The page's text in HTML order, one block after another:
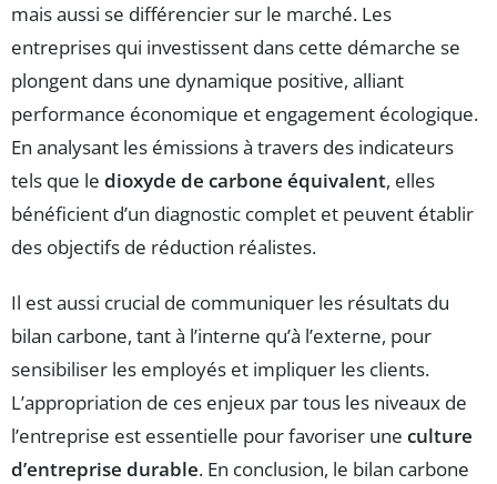
mais aussi se différencier sur le marché. Les
entreprises qui investissent dans cette démarche se
plongent dans une dynamique positive, alliant
performance économique et engagement écologique.
En analysant les émissions à travers des indicateurs
tels que le dioxyde de carbone équivalent, elles
bénéficient d’un diagnostic complet et peuvent établir
des objectifs de réduction réalistes.
Il est aussi crucial de communiquer les résultats du
bilan carbone, tant à l’interne qu’à l’externe, pour
sensibiliser les employés et impliquer les clients.
L’appropriation de ces enjeux par tous les niveaux de
l’entreprise est essentielle pour favoriser une culture
d’entreprise durable. En conclusion, le bilan carbone